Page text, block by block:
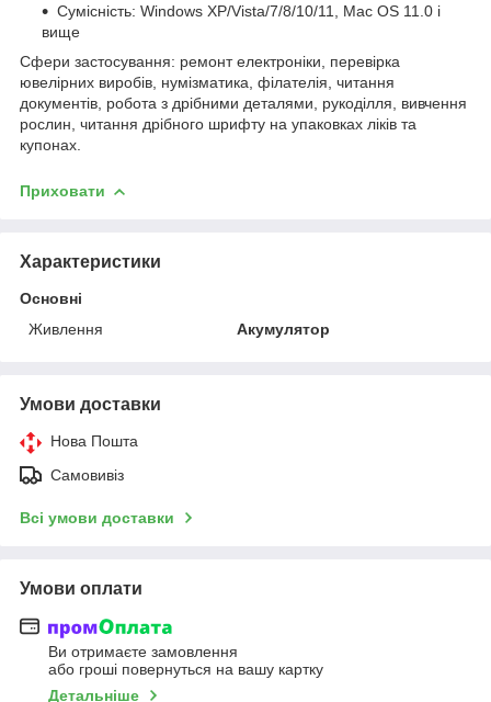
Сумісність: Windows XP/Vista/7/8/10/11, Mac OS 11.0 і
вище
Сфери застосування: ремонт електроніки, перевірка
ювелірних виробів, нумізматика, філателія, читання
документів, робота з дрібними деталями, рукоділля, вивчення
рослин, читання дрібного шрифту на упаковках ліків та
купонах.
Приховати
Характеристики
Основні
Живлення
Акумулятор
Умови доставки
Нова Пошта
Самовивіз
Всі умови доставки
Умови оплати
Ви отримаєте замовлення
або гроші повернуться на вашу картку
Детальніше